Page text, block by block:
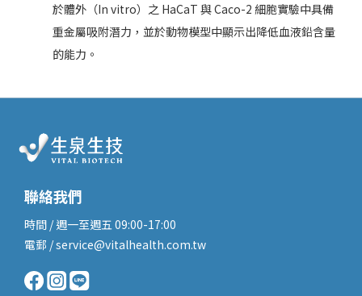
於體外（In vitro）之 HaCaT 與 Caco-2 細胞實驗中具備
重金屬吸附潛力，並於動物模型中顯示出降低血液鉛含量
的能力。
聯絡我們
時間 / 週一至週五 09:00-17:00
電郵 / service@vitalhealth.com.tw